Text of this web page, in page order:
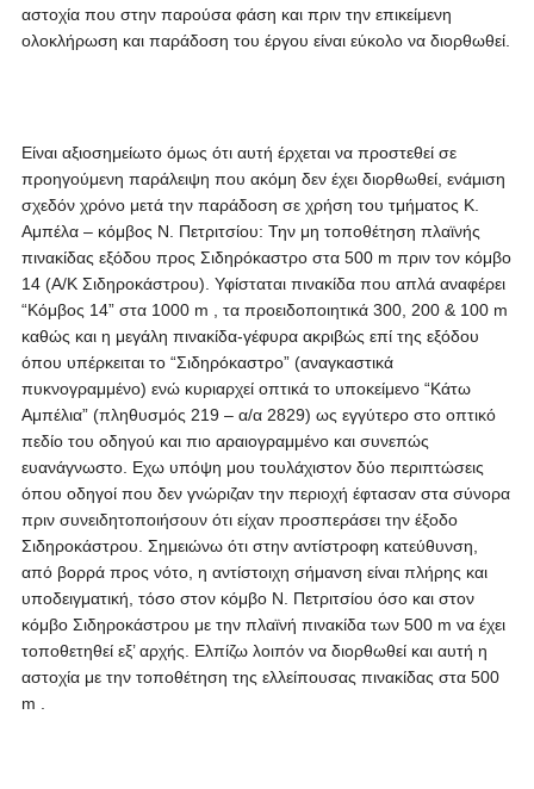
αστοχία που στην παρούσα φάση και πριν την επικείμενη
ολοκλήρωση και παράδοση του έργου είναι εύκολο να διορθωθεί.
Είναι αξιοσημείωτο όμως ότι αυτή έρχεται να προστεθεί σε
προηγούμενη παράλειψη που ακόμη δεν έχει διορθωθεί, ενάμιση
σχεδόν χρόνο μετά την παράδοση σε χρήση του τμήματος Κ.
Αμπέλα – κόμβος Ν. Πετριτσίου: Την μη τοποθέτηση πλαϊνής
πινακίδας εξόδου προς Σιδηρόκαστρο στα 500 m πριν τον κόμβο
14 (Α/Κ Σιδηροκάστρου). Υφίσταται πινακίδα που απλά αναφέρει
“Κόμβος 14” στα 1000 m , τα προειδοποιητικά 300, 200 & 100 m
καθώς και η μεγάλη πινακίδα-γέφυρα ακριβώς επί της εξόδου
όπου υπέρκειται το “Σιδηρόκαστρο” (αναγκαστικά
πυκνογραμμένο) ενώ κυριαρχεί οπτικά το υποκείμενο “Κάτω
Αμπέλια” (πληθυσμός 219 – α/α 2829) ως εγγύτερο στο οπτικό
πεδίο του οδηγού και πιο αραιογραμμένο και συνεπώς
ευανάγνωστο. Εχω υπόψη μου τουλάχιστον δύο περιπτώσεις
όπου οδηγοί που δεν γνώριζαν την περιοχή έφτασαν στα σύνορα
πριν συνειδητοποιήσουν ότι είχαν προσπεράσει την έξοδο
Σιδηροκάστρου. Σημειώνω ότι στην αντίστροφη κατεύθυνση,
από βορρά προς νότο, η αντίστοιχη σήμανση είναι πλήρης και
υποδειγματική, τόσο στον κόμβο Ν. Πετριτσίου όσο και στον
κόμβο Σιδηροκάστρου με την πλαϊνή πινακίδα των 500 m να έχει
τοποθετηθεί εξ’ αρχής. Ελπίζω λοιπόν να διορθωθεί και αυτή η
αστοχία με την τοποθέτηση της ελλείπουσας πινακίδας στα 500
m .